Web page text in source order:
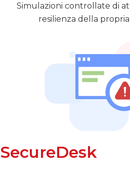
Simulazioni controllate di
resilienza della
SecureDesk